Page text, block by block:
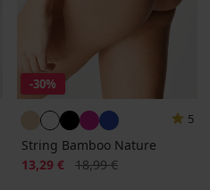
-30%
5
String Bamboo Nature
Korting
13,29 € Oorspronkelijke prijs
18,99 €